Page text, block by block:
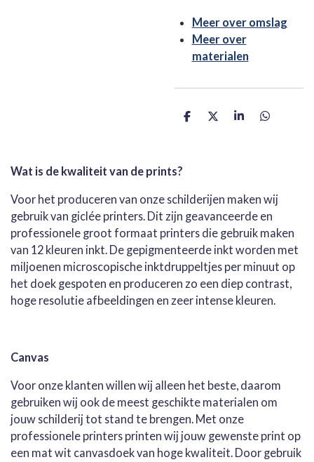
Meer over omslag
Meer over
materialen
D
D
S
D
Wat is de kwaliteit van de prints?
Voor het produceren van onze schilderijen maken wij
gebruik van giclée printers. Dit zijn geavanceerde en
professionele groot formaat printers die gebruik maken
van 12 kleuren inkt. De gepigmenteerde inkt worden met
miljoenen microscopische inktdruppeltjes per minuut op
het doek gespoten en produceren zo een diep contrast,
hoge resolutie afbeeldingen en zeer intense kleuren.
Canvas
Voor onze klanten willen wij alleen het beste, daarom
gebruiken wij ook de meest geschikte materialen om
jouw schilderij tot stand te brengen. Met onze
professionele printers printen wij jouw gewenste print op
een mat wit canvasdoek van hoge kwaliteit. Door gebruik